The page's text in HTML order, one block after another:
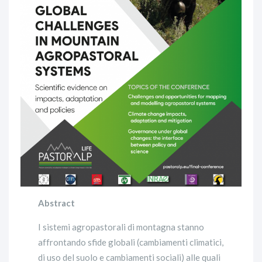
Abstract
I sistemi agropastorali di montagna stanno
affrontando sfide globali (cambiamenti climatici,
di uso del suolo e cambiamenti sociali) alle quali